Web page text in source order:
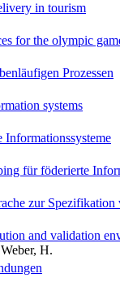
in tourism
for the olympic
Prozessen
systems
Informationssysteme
für föderierte
zur
and validation
H.